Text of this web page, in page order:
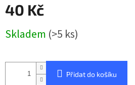
40 Kč
cena:
Skladem (>5 ks)
Přidat do košíku